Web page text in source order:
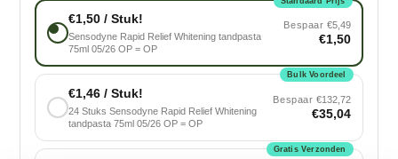
€1,50 / Stuk!
Sensodyne Rapid Relief Whitening tandpasta
75ml 05/26 OP = OP
Bespaar €5,49
€1,50
Bulk Voordeel
€1,46 / Stuk!
24 Stuks Sensodyne Rapid Relief Whitening
tandpasta 75ml 05/26 OP = OP
Bespaar €132,72
€35,04
Gratis Verzonden